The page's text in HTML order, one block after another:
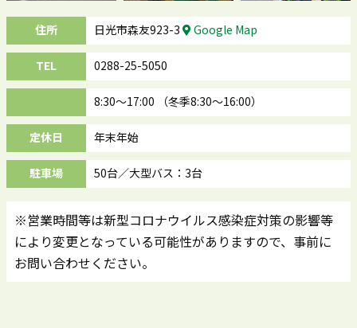
住所 日光市森友923-3 Google Map
TEL 0288-25-5050
8:30～17:00 （冬季8:30～16:00）
定休日 年末年始
駐車場 50台／大型バス：3台
※営業時間等は新型コロナウイルス感染症対策の影響等
により変更となっている可能性がありますので、事前に
お問い合わせください。